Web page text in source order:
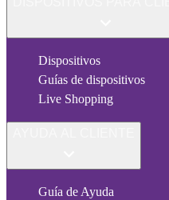
Dispositivos
Guías de dispositivos
Live Shopping
Guía de Ayuda